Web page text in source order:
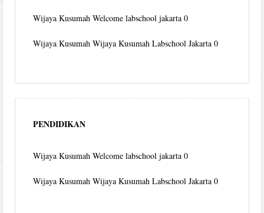
Wijaya Kusumah Welcome labschool jakarta 0
Wijaya Kusumah Wijaya Kusumah Labschool Jakarta 0
PENDIDIKAN
Wijaya Kusumah Welcome labschool jakarta 0
Wijaya Kusumah Wijaya Kusumah Labschool Jakarta 0